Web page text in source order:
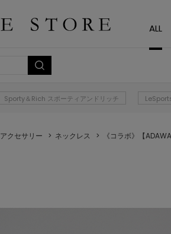
ALL
Sporty＆Rich スポーティアンドリッチ
アクセサリー ネックレス 《コラボ》【